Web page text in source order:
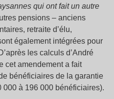
qui ont fait un autre
pensions – anciens
retraite d’élu,
également intégrées pour
les calculs d’André
cet amendement a fait
bénéficiaires de la garantie
à 196 000 bénéficiaires).